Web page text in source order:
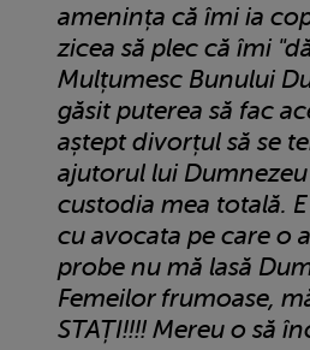
amenința că îmi ia
zicea să plec că îmi
Mulțumesc Bunului
găsit puterea să fac
aștept divorțul să se
ajutorul lui
custodia mea totală.
cu avocata pe care o
probe nu mă lasă
Femeilor frumoase,
STAȚI!!!! Mereu o să